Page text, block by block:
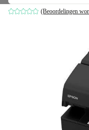
(Beoordelingen